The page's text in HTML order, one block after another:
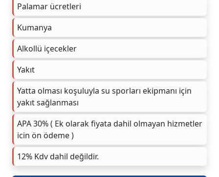
Palamar ücretleri
Kumanya
Alkollü içecekler
Yakıt
Yatta olması koşuluyla su sporları ekipmanı için
yakıt sağlanması
APA 30% ( Ek olarak fiyata dahil olmayan hizmetler
icin ön ödeme )
12% Kdv dahil değildir.